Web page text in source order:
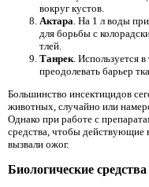
вокруг кустов.
Актара . На 1 л воды
для борьбы с
тлей.
Танрек . Используется
преодолевать барьер
Большинство инсектицидов
животных, случайно или
Однако при работе с
средства, чтобы действующие
вызвали ожог.
Биологические средства